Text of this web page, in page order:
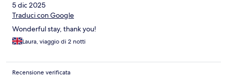
5 dic 2025
Traduci con Google
Wonderful stay, thank you!
Laura, viaggio di 2 notti
Recensione verificata